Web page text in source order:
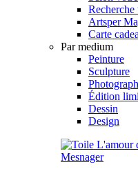
Recherche
Artsper
Carte
Par medium
Peinture
Sculpture
Édition
Dessin
Design